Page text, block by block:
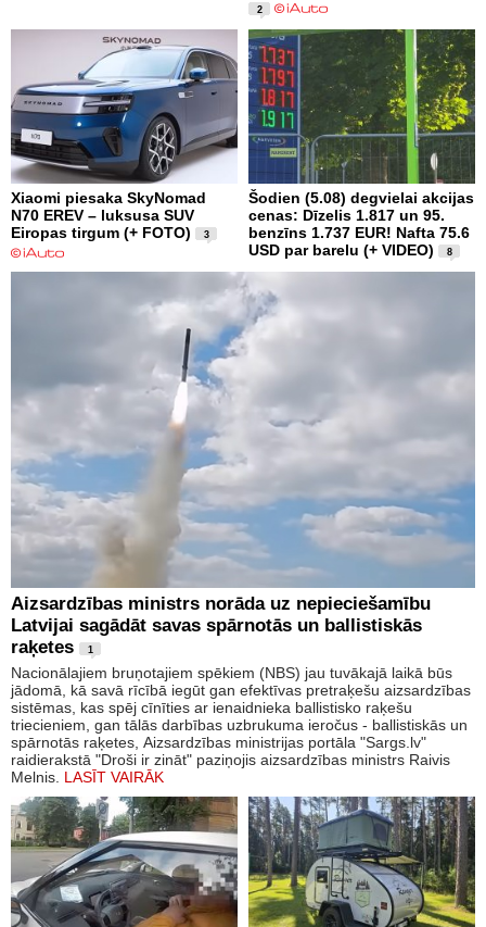
2
Xiaomi piesaka SkyNomad
N70 EREV – luksusa SUV
Eiropas tirgum (+ FOTO)
3
Šodien (5.08) degvielai akcijas
cenas: Dīzelis 1.817 un 95.
benzīns 1.737 EUR! Nafta 75.6
USD par barelu (+ VIDEO)
8
Aizsardzības ministrs norāda uz nepieciešamību
Latvijai sagādāt savas spārnotās un ballistiskās
raķetes
1
Nacionālajiem bruņotajiem spēkiem (NBS) jau tuvākajā laikā būs
jādomā, kā savā rīcībā iegūt gan efektīvas pretraķešu aizsardzības
sistēmas, kas spēj cīnīties ar ienaidnieka ballistisko raķešu
triecieniem, gan tālās darbības uzbrukuma ieročus - ballistiskās un
spārnotās raķetes, Aizsardzības ministrijas portāla "Sargs.lv"
raidierakstā "Droši ir zināt" paziņojis aizsardzības ministrs Raivis
Melnis. LASĪT VAIRĀK